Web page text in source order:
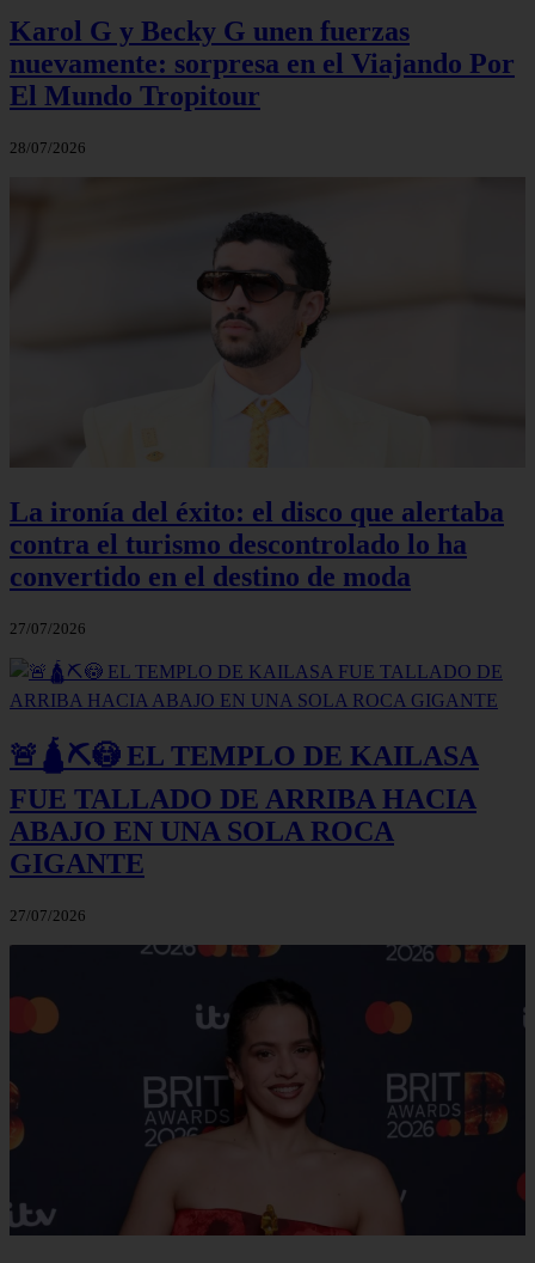
Karol G y Becky G unen fuerzas
nuevamente: sorpresa en el Viajando Por
El Mundo Tropitour
28/07/2026
La ironía del éxito: el disco que alertaba
contra el turismo descontrolado lo ha
convertido en el destino de moda
27/07/2026
🚨🛕⛏️😳 EL TEMPLO DE KAILASA
FUE TALLADO DE ARRIBA HACIA
ABAJO EN UNA SOLA ROCA
GIGANTE
27/07/2026